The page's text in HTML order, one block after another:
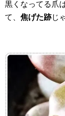
黒くなってる爪
て、 焦げた跡じ